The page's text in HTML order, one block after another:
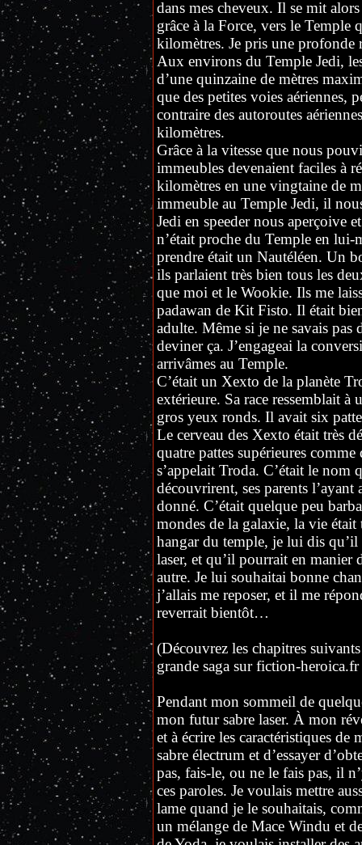
dans mes cheveux. Il se mit
grâce à la Force, vers le Temple
kilomètres. Je pris une profonde
Aux environs du Temple Jedi,
d’une quinzaine de mètres
que des petites voies aériennes,
contraire des autoroutes
kilomètres.
Grâce à la vitesse que nous
immeubles devenaient faciles à
kilomètres en une vingtaine de
immeuble au Temple Jedi, il
Jedi en speeder nous aperçoive
n’était proche du Temple en
prendre était un Nautéléen. Un
ils parlaient très bien tous les
que moi et le Wookie. Ils me
padawan de Kit Fisto. Il était
adulte. Même si je ne savais pas
deviner ça. J’engageai la
arrivâmes au Temple.
C’était un Xexto de la planète
extérieure. Sa race ressemblait à
gros yeux ronds. Il avait six
Le cerveau des Xexto était très
quatre pattes supérieures comme
s’appelait Troda. C’était le nom
découvrirent, ses parents
donné. C’était quelque peu
mondes de la galaxie, la vie
hangar du temple, je lui dis qu’il
laser, et qu’il pourrait en manier
autre. Je lui souhaitai bonne
j’allais me reposer, et il me
reverrait bientôt…
(Découvrez les chapitres
grande saga sur fiction-
Pendant mon sommeil de
mon futur sabre laser. À mon
et à écrire les caractéristiques de
sabre électrum et d’essayer
pas, fais-le, ou ne le fais pas, il
ces paroles. Je voulais mettre
lame quand je le souhaitais,
un mélange de Mace Windu et